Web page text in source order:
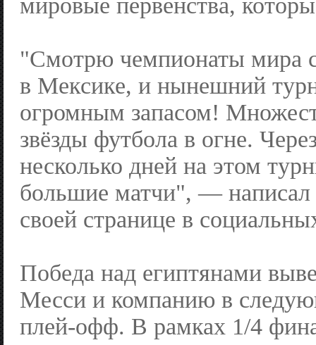
мировые первенства,
"Смотрю чемпионаты мира
в Мексике, и нынешний
огромным запасом!
звёзды футбола в огне.
несколько дней на этом
большие матчи", — написал
своей странице в
Победа над египтянами
Месси и компанию в
плей-офф. В рамках 1/4